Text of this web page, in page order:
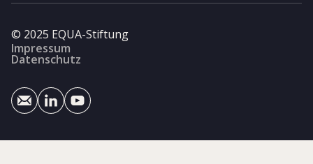
© 2025 EQUA-Stiftung
Impressum
Datenschutz